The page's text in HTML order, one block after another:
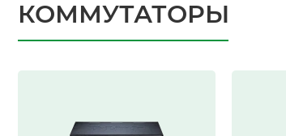
КОММУТАТОРЫ